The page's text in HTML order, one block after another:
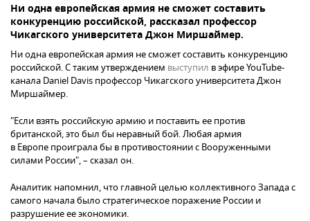
Ни одна европейская армия не сможет составить
конкуренцию российской, рассказал профессор
Чикагского университета Джон Миршаймер.
Ни одна европейская армия не сможет составить конкуренцию
российской. С таким утверждением выступил в эфире YouTube-
канала Daniel Davis профессор Чикагского университета Джон
Миршаймер.
"Если взять российскую армию и поставить ее против
британской, это был бы неравный бой. Любая армия
в Европе проиграла бы в противостоянии с Вооруженными
силами России", – сказал он.
Аналитик напомнил, что главной целью коллективного Запада с
самого начала было стратегическое поражение России и
разрушение ее экономики.